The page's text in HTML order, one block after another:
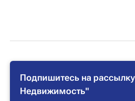
Подпишитесь на
Недвижимость"